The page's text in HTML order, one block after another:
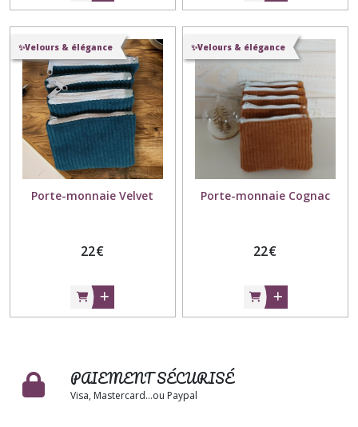
✨Velours & élégance
Porte-monnaie Velvet
22€
✨Velours & élégance
Porte-monnaie Cognac
22€
PAIEMENT SÉCURISÉ
Visa, Mastercard...ou Paypal